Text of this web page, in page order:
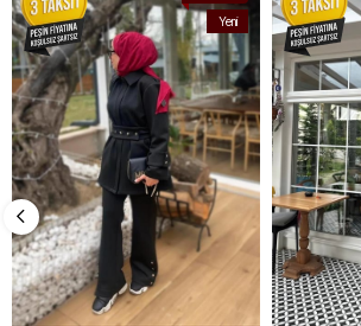
 Ücretsiz Kargo
Hızlı Teslimat
Yeni
Ürün